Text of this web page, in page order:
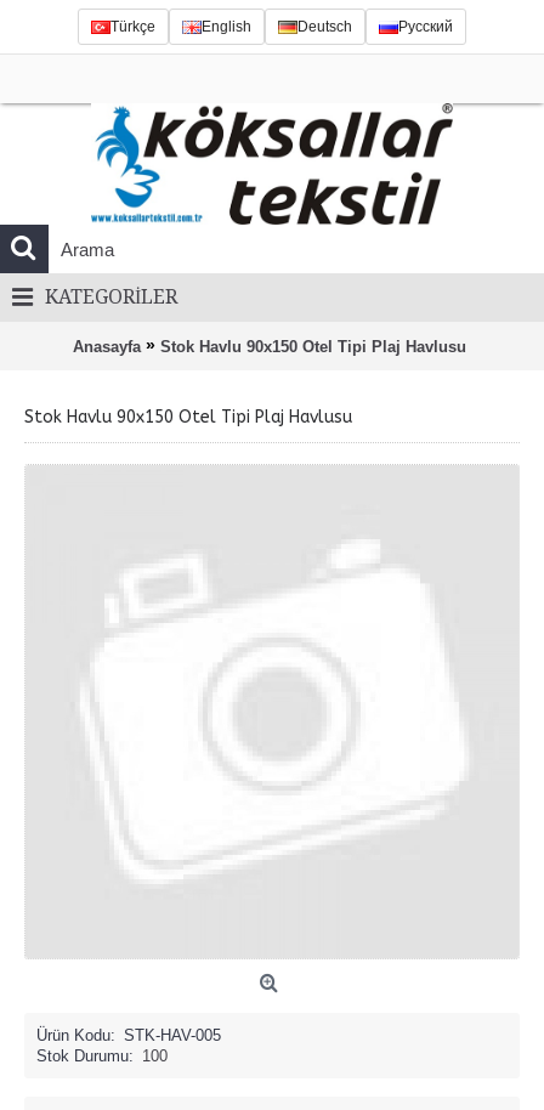
Türkçe English Deutsch Русский
KATEGORILER
Anasayfa » Stok Havlu 90x150 Otel Tipi Plaj Havlusu
Stok Havlu 90x150 Otel Tipi Plaj Havlusu
Ürün Kodu: STK-HAV-005
Stok Durumu: 100